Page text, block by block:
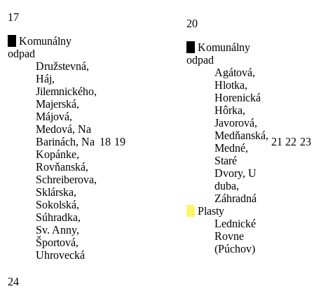
17
Komunálny
odpad
Družstevná,
Háj,
Jilemnického,
Majerská,
Májová,
Medová, Na
Barinách, Na
Kopánke,
Rovňanská,
Schreiberova,
Sklárska,
Sokolská,
Súhradka,
Sv. Anny,
Športová,
Uhrovecká
18 19
20
Komunálny
odpad
Agátová,
Hlotka,
Horenická
Hôrka,
Javorová,
Medňanská,
Medné,
Staré
Dvory, U
duba,
Záhradná
Plasty
Lednické
Rovne
(Púchov)
21 22 23
24